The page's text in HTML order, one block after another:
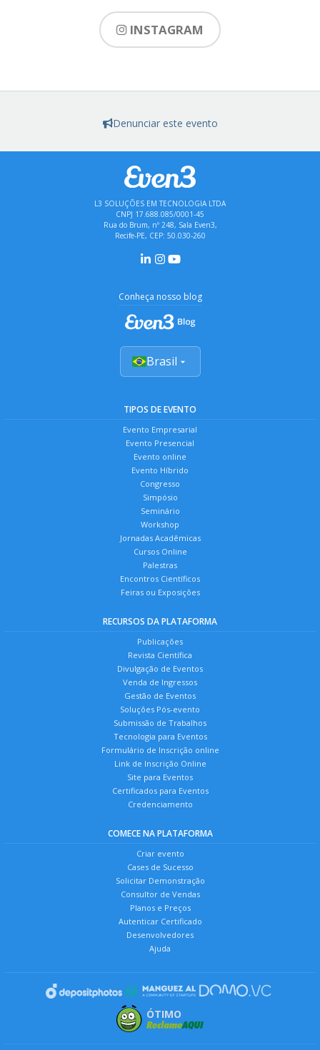
INSTAGRAM
Denunciar este evento
L3 SOLUÇÕES EM TECNOLOGIA LTDA
CNPJ 17.688.085/0001-45
Rua do Brum, nº 248, Sala Even3,
Recife-PE, CEP: 50.030-260
Conheça nosso blog
Brasil
TIPOS DE EVENTO
Evento Empresarial
Evento Presencial
Evento online
Evento Híbrido
Congresso
Simpósio
Seminário
Workshop
Jornadas Acadêmicas
Cursos Online
Palestras
Encontros Científicos
Feiras ou Exposições
RECURSOS DA PLATAFORMA
Publicações
Revista Científica
Divulgação de Eventos
Venda de Ingressos
Gestão de Eventos
Soluções Pós-evento
Submissão de Trabalhos
Tecnologia para Eventos
Formulário de Inscrição online
Link de Inscrição Online
Site para Eventos
Certificados para Eventos
Credenciamento
COMECE NA PLATAFORMA
Criar evento
Cases de Sucesso
Solicitar Demonstração
Consultor de Vendas
Planos e Preços
Autenticar Certificado
Desenvolvedores
Ajuda
ÓTIMO